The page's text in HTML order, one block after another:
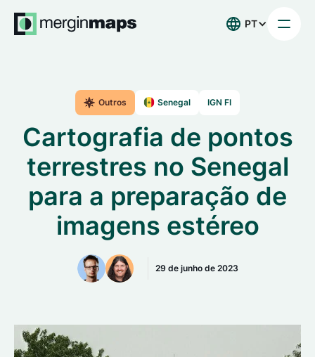
PT
Outros Senegal IGN FI
Cartografia de pontos
terrestres no Senegal
para a preparação de
imagens estéreo
29 de junho de 2023